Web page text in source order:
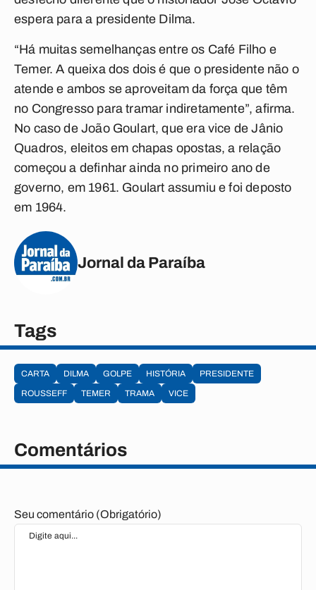
espera para a presidente Dilma.
“Há muitas semelhanças entre os Café Filho e
Temer. A queixa dos dois é que o presidente não o
atende e ambos se aproveitam da força que têm
no Congresso para tramar indiretamente”, afirma.
No caso de João Goulart, que era vice de Jânio
Quadros, eleitos em chapas opostas, a relação
começou a definhar ainda no primeiro ano de
governo, em 1961. Goulart assumiu e foi deposto
em 1964.
Jornal da Paraíba
Tags
CARTA DILMA GOLPE HISTÓRIA
PRESIDENTE
ROUSSEFF
TEMER TRAMA VICE
Comentários
Seu comentário (Obrigatório)